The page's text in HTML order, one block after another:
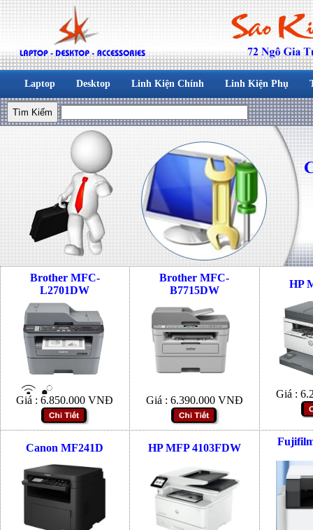
Laptop Desktop Linh Kiện Chính Linh Kiện Phụ
Brother MFC-
L2701DW
Giá :6.850.000 VNĐ
Brother MFC-
B7715DW
Giá : 6.390.000 VNĐ
HP
Giá :
Canon MF241D HP MFP 4103FDW